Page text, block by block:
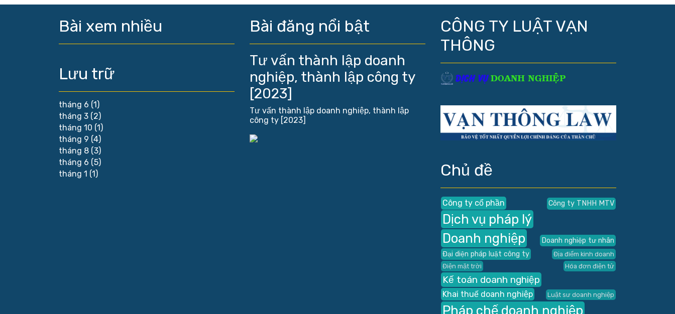
Bài xem nhiều
Lưu trữ
tháng 6 (1)
tháng 3 (2)
tháng 10 (1)
tháng 9 (4)
tháng 8 (3)
tháng 6 (5)
tháng 1 (1)
Bài đăng nổi bật
Tư vấn thành lập doanh
nghiệp, thành lập công ty
[2023]
Tư vấn thành lập doanh nghiệp, thành lập
công ty [2023]
CÔNG TY LUẬT VẠN
THÔNG
Chủ đề
Công ty cổ phần Công ty TNHH MTV
Dịch vụ pháp lý
Doanh nghiệp
Doanh nghiệp tư nhân
Đại diện pháp luật công ty
Địa điểm kinh doanh
Điện mặt trời
Hóa đơn điện tử
Kế toán doanh nghiệp
Khai thuế doanh nghiệp Luật sư doanh nghiệp
Pháp chế doanh nghiệp